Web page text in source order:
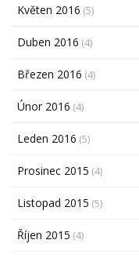
Květen 2016 (5)
Duben 2016 (4)
Březen 2016 (4)
Únor 2016 (4)
Leden 2016 (5)
Prosinec 2015 (4)
Listopad 2015 (5)
Říjen 2015 (4)